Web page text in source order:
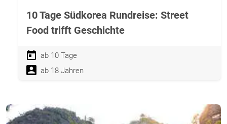
10 Tage Südkorea Rundreise: Street
Food trifft Geschichte
ab 10 Tage
ab 18 Jahren